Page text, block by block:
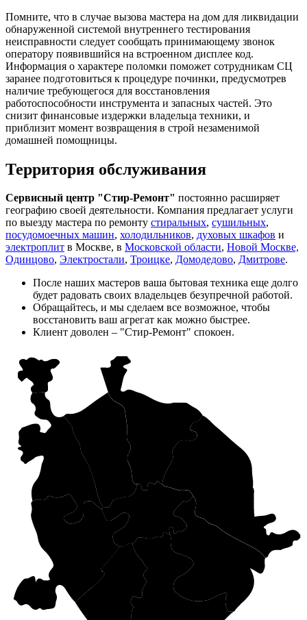
Помните, что в случае вызова мастера на дом для ликвидации
обнаруженной системой внутреннего тестирования
неисправности следует сообщать принимающему звонок
оператору появившийся на встроенном дисплее код.
Информация о характере поломки поможет сотрудникам СЦ
заранее подготовиться к процедуре починки, предусмотрев
наличие требующегося для восстановления
работоспособности инструмента и запасных частей. Это
снизит финансовые издержки владельца техники, и
приблизит момент возвращения в строй незаменимой
домашней помощницы.
Территория обслуживания
Сервисный центр "Стир-Ремонт" постоянно расширяет
географию своей деятельности. Компания предлагает услуги
по выезду мастера по ремонту стиральных, сушильных,
посудомоечных машин, холодильников, духовых шкафов и
электроплит в Москве, в Московской области, Новой Москве,
Одинцово, Электростали, Троицке, Домодедово, Дмитрове.
После наших мастеров ваша бытовая техника еще долго
будет радовать своих владельцев безупречной работой.
Обращайтесь, и мы сделаем все возможное, чтобы
восстановить ваш агрегат как можно быстрее.
Клиент доволен – "Стир-Ремонт" спокоен.